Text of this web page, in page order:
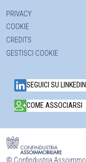
PRIVACY
COOKIE
CREDITS
GESTISCI COOKIE
SEGUICI SU LINKEDIN
COME ASSOCIARSI
© Confindustria